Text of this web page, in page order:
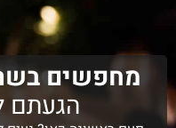
מחפשים
הגעתם